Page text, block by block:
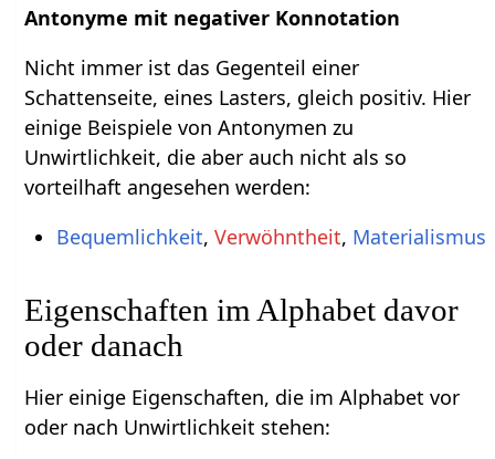
Antonyme mit negativer Konnotation
Nicht immer ist das Gegenteil einer
Schattenseite, eines Lasters, gleich positiv. Hier
einige Beispiele von Antonymen zu
Unwirtlichkeit, die aber auch nicht als so
vorteilhaft angesehen werden:
Bequemlichkeit, Verwöhntheit, Materialismus
Eigenschaften im Alphabet davor
oder danach
Hier einige Eigenschaften, die im Alphabet vor
oder nach Unwirtlichkeit stehen: